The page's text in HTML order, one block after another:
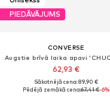
PIEDĀVĀJUMS
CONVERSE
62,93 €
Sākotnējā cena: 89,90 €
Pēdējā zemākā cena:67,41 €-6%